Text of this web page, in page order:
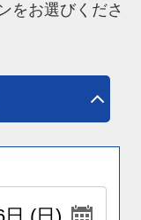
をお選びくださ